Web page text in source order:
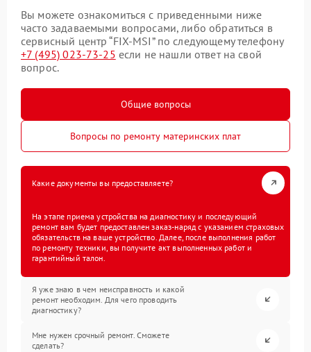
Вы можете ознакомиться с приведенными ниже
часто задаваемыми вопросами, либо обратиться в
сервисный центр “FIX-MSI” по следующему телефону
+7 (495) 023-73-25 если не нашли ответ на свой
вопрос.
Общие вопросы
Вопросы по ремонту материнских плат
Какие документы вы предоставляете?
На этапе приема устройства на диагностику и последующий
ремонт вам будет предоставлен заказ-наряд с указанием страховых
обязательств на ваше устройство. Далее, после выполнения работ
по ремонту техники, вы получите акт выполненных работ и
гарантийный талон.
Я уже знаю в чем неисправность и какой
ремонт необходим. Для чего проводить
диагностику?
Мне нужен срочный ремонт. Сможете
сделать?